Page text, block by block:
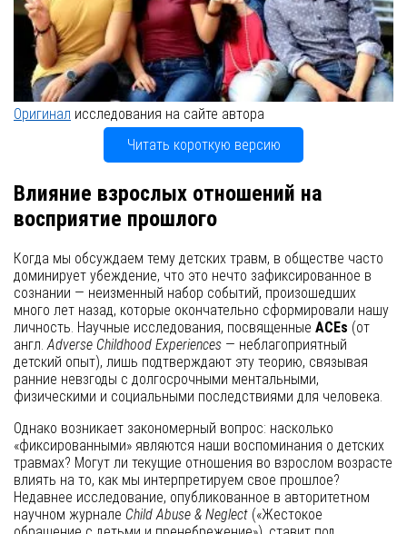
Оригинал исследования на сайте автора
Читать короткую версию
Влияние взрослых отношений на
восприятие прошлого
Когда мы обсуждаем тему детских травм, в обществе часто
доминирует убеждение, что это нечто зафиксированное в
сознании — неизменный набор событий, произошедших
много лет назад, которые окончательно сформировали нашу
личность. Научные исследования, посвященные ACEs (от
англ. Adverse Childhood Experiences — неблагоприятный
детский опыт), лишь подтверждают эту теорию, связывая
ранние невзгоды с долгосрочными ментальными,
физическими и социальными последствиями для человека.
Однако возникает закономерный вопрос: насколько
«фиксированными» являются наши воспоминания о детских
травмах? Могут ли текущие отношения во взрослом возрасте
влиять на то, как мы интерпретируем свое прошлое?
Недавнее исследование, опубликованное в авторитетном
научном журнале Child Abuse & Neglect («Жестокое